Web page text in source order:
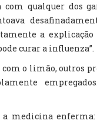
com qualquer dos
a
curar a influenza”.
com o limão, outros
medicina